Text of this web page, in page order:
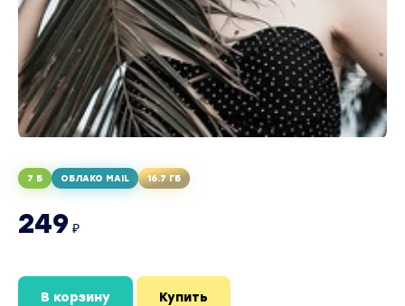
7 Б ОБЛАКО MAIL 16.7 ГБ
249 ₽
В корзину Купить